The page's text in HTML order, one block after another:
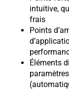
intuitive,
frais
Points
Éléments